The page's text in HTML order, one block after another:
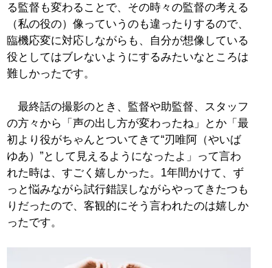
る監督も変わることで、その時々の監督の考える
（私の役の）像っていうのも違ったりするので、
臨機応変に対応しながらも、自分が想像している
役としてはブレないようにするみたいなところは
難しかったです。
最終話の撮影のとき、監督や助監督、スタッフ
の方々から「声の出し方が変わったね」とか「最
初より役がちゃんとついてきて“刃唯阿（やいば
ゆあ）”として見えるようになったよ」って言わ
れた時は、すごく嬉しかった。1年間かけて、ず
っと悩みながら試行錯誤しながらやってきたつも
りだったので、客観的にそう言われたのは嬉しか
ったです。